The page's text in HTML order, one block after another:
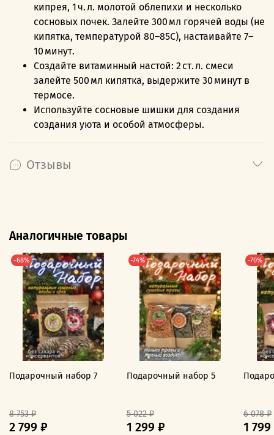
кипрея, 1 ч. л. молотой облепихи и несколько
сосновых почек. Залейте 300 мл горячей воды (не
кипятка, температурой 80–85C), настаивайте 7–
10 минут.
Создайте витаминный настой: 2 ст. л. смеси
залейте 500 мл кипятка, выдержите 30 минут в
термосе.
Используйте сосновые шишки для создания
создания уюта и особой атмосферы.
Отзывы
Аналогичные товары
-68%
Подарочный набор 7
8 753 ₽
2 799 ₽
-74%
Подарочный набор 5
5 022 ₽
1 299 ₽
-70%
6 078 ₽
1